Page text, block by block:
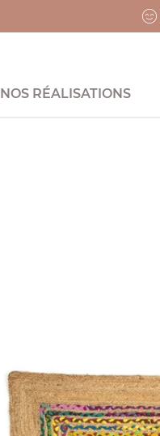
NOS RÉALISATIONS